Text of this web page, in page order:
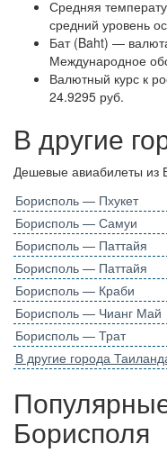
Средняя
средний уровень
Бат (Baht) —
Международное
Валютный курс к
24.9295 руб.
В другие
Дешевые авиабилеты из
Борисполь — Пхукет
Борисполь — Самуи
Борисполь — Паттайя
Борисполь — Паттайя
Борисполь — Краби
Борисполь — Чианг Май
Борисполь — Трат
В другие города
Борисполя